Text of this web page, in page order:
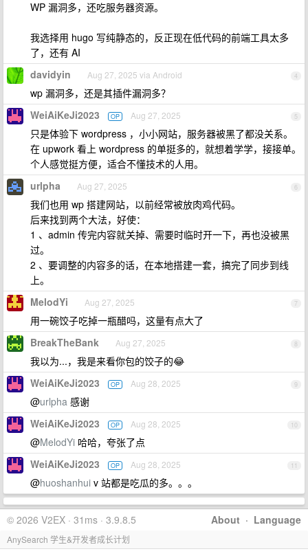
WP 漏洞多，还吃服务器资源。
我选择用 hugo 写纯静态的，反正现在低代码的前端工具太多
了，还有 AI
4
davidyin Aug 27, 2025 via Android
wp 漏洞多，还是其插件漏洞多？
5
WeiAiKeJi2023 OP Aug 27, 2025
只是体验下 wordpress ，小小网站，服务器被黑了都没关系。
在 upwork 看上 wordpress 的单挺多的，就想着学学，接接单。
个人感觉挺方便，适合不懂技术的人用。
6
urlpha Aug 27, 2025
我们也用 wp 搭建网站，以前经常被放肉鸡代码。
后来找到两个大法，好使：
1 、admin 传完内容就关掉、需要时临时开一下，再也没被黑
过。
2 、要调整的内容多的话，在本地搭建一套，搞完了同步到线
上。
7
MelodYi Aug 27, 2025
用一碗饺子吃掉一瓶醋吗，这量有点大了
8
BreakTheBank Aug 27, 2025
我以为...，我是来看你包的饺子的😂
9
WeiAiKeJi2023 OP Aug 28, 2025
@urlpha 感谢
10
WeiAiKeJi2023 OP Aug 28, 2025
@MelodYi 哈哈，夸张了点
11
WeiAiKeJi2023 OP Aug 28, 2025
@huoshanhui v 站都是吃瓜的多。。。
About · Language
© 2026 V2EX · 31ms · 3.9.8.5
AnySearch 学生&开发者成长计划